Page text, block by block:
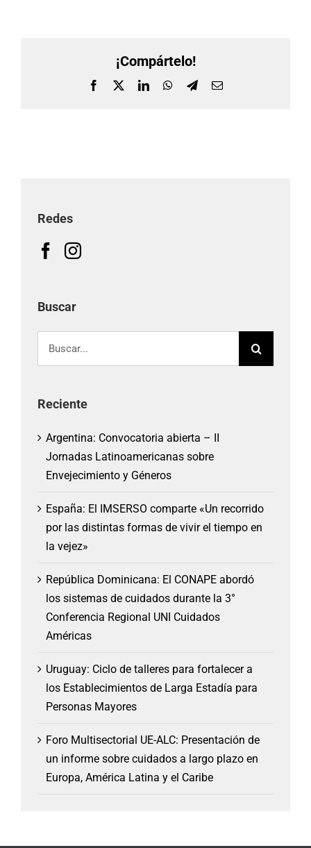
¡Compártelo!
Facebook LinkedInWhatsApp
TelegramCorreo
Redes
Buscar
Reciente
Argentina: Convocatoria abierta – II
Jornadas Latinoamericanas sobre
Envejecimiento y Géneros
España: El IMSERSO comparte «Un recorrido
por las distintas formas de vivir el tiempo en
la vejez»
República Dominicana: El CONAPE abordó
los sistemas de cuidados durante la 3°
Conferencia Regional UNI Cuidados
Américas
Uruguay: Ciclo de talleres para fortalecer a
los Establecimientos de Larga Estadía para
Personas Mayores
Foro Multisectorial UE-ALC: Presentación de
un informe sobre cuidados a largo plazo en
Europa, América Latina y el Caribe